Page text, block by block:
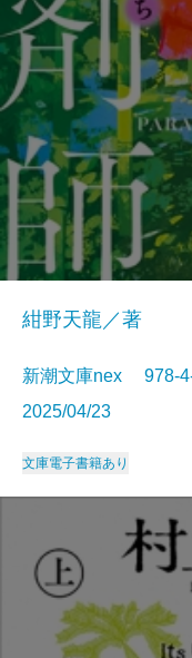
紺野天龍／著
新潮文庫nex 978-
2025/04/23
文庫電子書籍あり